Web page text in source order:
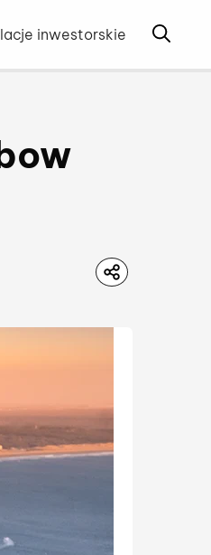
inwestorskie Otwórz